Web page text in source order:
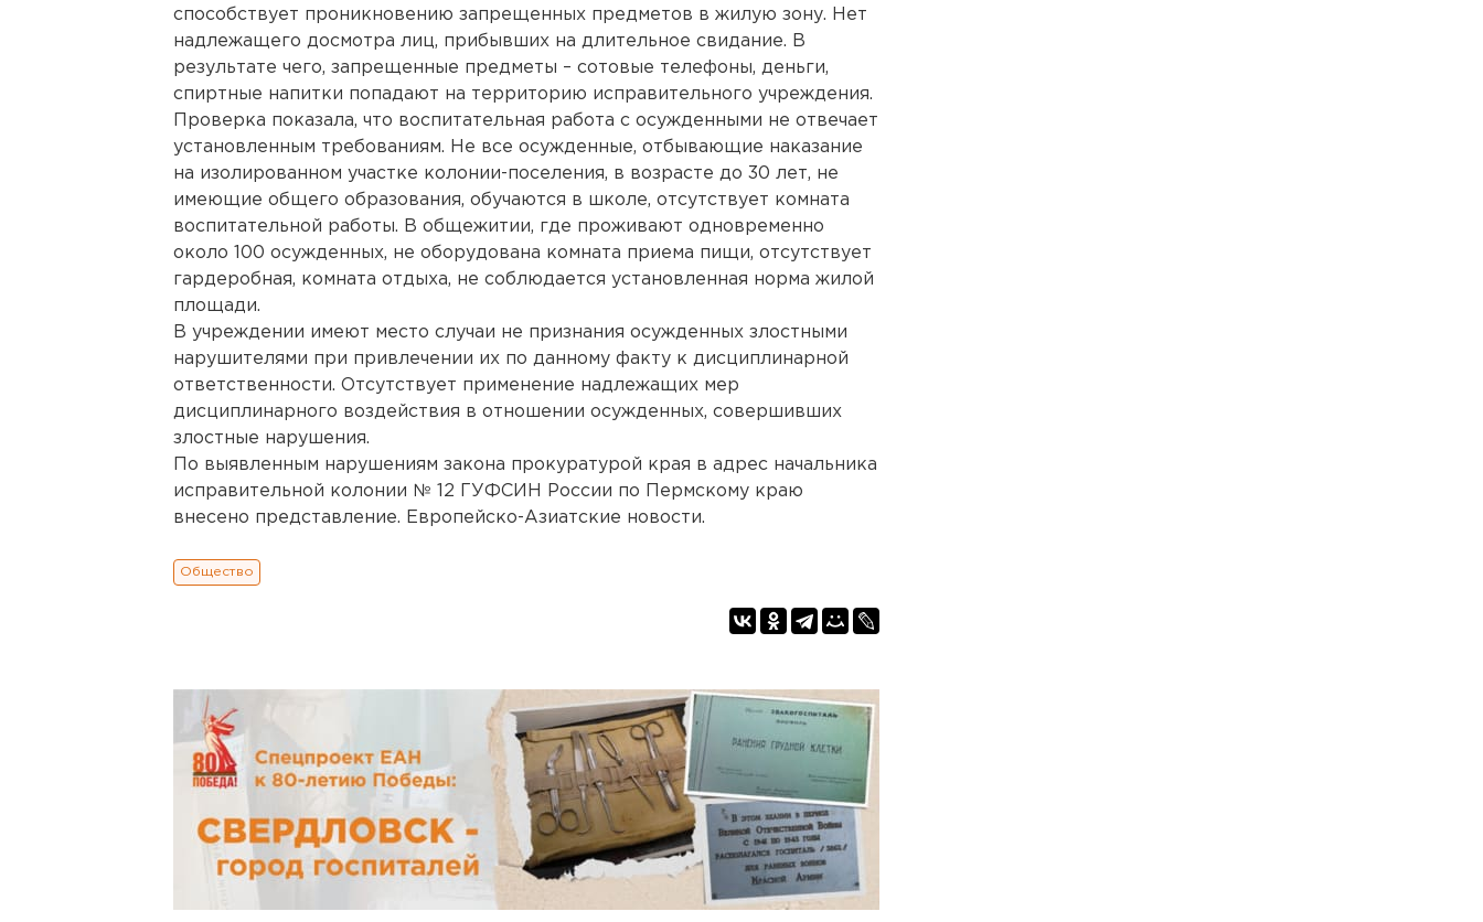
способствует проникновению запрещенных предметов в жилую зону. Нет
надлежащего досмотра лиц, прибывших на длительное свидание. В
результате чего, запрещенные предметы – сотовые телефоны, деньги,
спиртные напитки попадают на территорию исправительного учреждения.
Проверка показала, что воспитательная работа с осужденными не отвечает
установленным требованиям. Не все осужденные, отбывающие наказание
на изолированном участке колонии-поселения, в возрасте до 30 лет, не
имеющие общего образования, обучаются в школе, отсутствует комната
воспитательной работы. В общежитии, где проживают одновременно
около 100 осужденных, не оборудована комната приема пищи, отсутствует
гардеробная, комната отдыха, не соблюдается установленная норма жилой
площади.
В учреждении имеют место случаи не признания осужденных злостными
нарушителями при привлечении их по данному факту к дисциплинарной
ответственности. Отсутствует применение надлежащих мер
дисциплинарного воздействия в отношении осужденных, совершивших
злостные нарушения.
По выявленным нарушениям закона прокуратурой края в адрес начальника
исправительной колонии № 12 ГУФСИН России по Пермскому краю
внесено представление. Европейско-Азиатские новости.
Общество